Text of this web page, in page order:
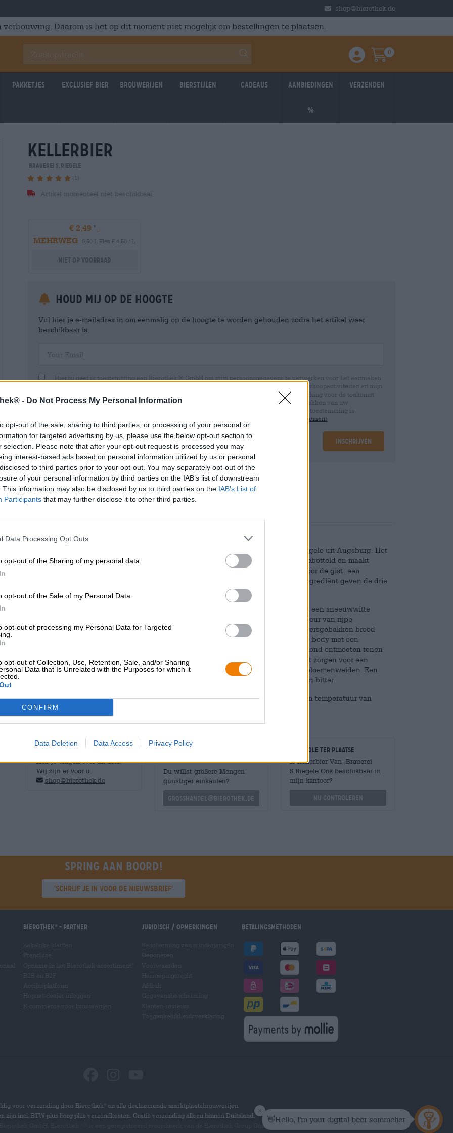
- Do Not Process My Personal Information
opt-out of the sale, sharing to third parties, or processing of your personal or
for targeted advertising by us, please use the below opt-out section to
selection. Please note that after your opt-out request is processed you may
interest-based ads based on personal information utilized by us or personal
to third parties prior to your opt-out. You may separately opt-out of the
of your personal information by third parties on the IAB’s list of downstream
This information may also be disclosed by us to third parties on the IAB’s List of
Participants that may further disclose it to other third parties.
Data Processing Opt Outs
opt-out of the Sharing of my personal data.
opt-out of the Sale of my Personal Data.
opt-out of processing my Personal Data for Targeted
opt-out of Collection, Use, Retention, Sale, and/or Sharing
Data that Is Unrelated with the Purposes for which it
CONFIRM
Data Deletion Data Access Privacy Policy
shop@bierothek.de
Daarom is het op dit moment niet mogelijk om bestellingen te plaatsen.
Einloggen / Anmelden
Warenkorb
0
Pakketjes Exclusief Bier Brouwerijen Bierstijlen Cadeaus Aanbiedingen
%
Verzenden
kellerbier
Brauerei S.Riegele
(1)
Artikel momenteel niet beschikbaar
€ 2,49
MEHRWEG
0,50 L Fles € 4,50 / L
Niet op voorraad
Houd mij op de hoogte
Vul hier je e-mailadres in om eenmalig op de hoogte te worden gehouden zodra het artikel weer
beschikbaar is.
Hierbij geef ik toestemming aan Bierothek ® GmbH om mijn persoonsgegevens te verwerken voor het aanmaken
en beheren van een klantaccount. Dit klantaccount geeft een overzicht en controle over mijn verkoopactiviteiten en mijn
persoonlijke gegevens. Ik ben me ervan bewust dat ik deze toestemming te allen tijde met werking voor de toekomst
kan intrekken door een e-mail te sturen naar shop@bierothek.de. Wij informeren u dat het intrekken van uw
toestemming geen invloed heeft op de rechtmatigheid van de verwerking die op basis van uw toestemming is
data protection statement
Inschrijven
* Prijzen zijn inclusief wettelijke BTW. Plus Scheepvaart plusDeponeren
* Prijzen zijn inclusief accijns
Het kelderbier is een echte klassieker in het ruime assortiment van brouwerij Riegele uit Augsburg. Het
volle bier wordt rechtstreeks uit de vaten in de gistingkelder van de brouwerij gebotteld en maakt
indruk met zijn nuchtere karakter en heerlijk fruitige frisheid. Dat laatste komt door de gist: een
speciale biergist zorgt voor gisting en frisheid in het bier. Naast dit bijzondere ingrediënt geven de drie
Riegele's Kellerbier presenteert zich in het glas in een rijk kastanjebruin en heeft een sneeuwwitte
kroon van luchtig schuim op de kop. Uit de schuimige pracht stijgt een fruitige geur van rijpe
abrikozen, sappige perziken en pruimen op, die in combinatie met de geur van versgebakken brood
een verleidelijk mengsel in de neus vormen. De initiële smaak onthult een sterke body met een
fluweelzacht mondgevoel en een geweldige harmonie van hop en mout. In de mond ontmoeten tonen
van geroosterde granen ovenvers brood en een vleugje suikerriet. De hop en gist zorgen voor een
lichtvoetige fruitigheid die doet denken aan appels, steenvruchten en zomerse bloemenweiden. Een
zachte bittere ondertoon maakt het aromaspel compleet. De afdronk is bloemig en bitter.
Het ongefilterde bier is met 5,0% heerlijk drinkbaar en smaakt het lekkerst bij een temperatuur van
ongeveer 8 graden. Succes!
GRATIS BIERCONSULT
Heb je vragen over dit bier?
Wij zijn er voor u.
shop@bierothek.de
handelaren of
Du willst größere Mengen
günstiger einkaufen?
grosshandel@bierothek.de
Controle ter plaatse
Is Kellerbier Van Brauerei
S.Riegele Ook beschikbaar in
mijn kantoor?
Nu controleren
Spring aan boord!
'Schrijf je in voor de nieuwsbrief'
Bierothek - Partner Juridisch / Opmerkingen Betalingsmethoden
voor verzending door Bierothek
en alle deelnemende marktplaatsbrouwerijen
zijn incl. BTW plus borg plus verzendkosten. Gratis verzending alleen binnen Duitsland.
is een geregistreerd woordmerk van de Bierothek Group GmbH. Alle rechten voorbehouden.